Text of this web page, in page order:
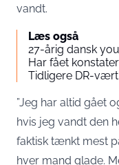
vandt.
Læs også
27-årig dansk
Har fået
Tidligere DR-
”Jeg har altid gået
hvis jeg vandt den
faktisk tænkt mest
hver mand glade.